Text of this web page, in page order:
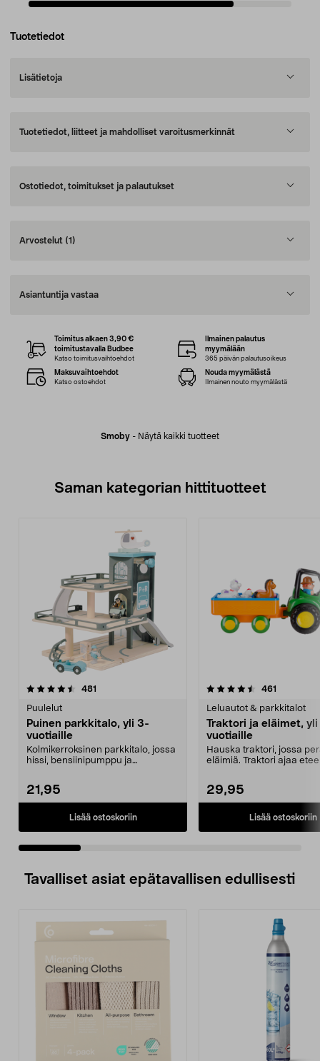
Tuotetiedot
Lisätietoja
Tuotetiedot, liitteet ja mahdolliset varoitusmerkinnät
Ostotiedot, toimitukset ja palautukset
Arvostelut (1)
Asiantuntija vastaa
Smoby - Näytä kaikki tuotteet
Toimitus alkaen 3,90 €
toimitustavalla Budbee
Katso toimitusvaihtoehdot
Ilmainen palautus
myymälään
365 päivän palautusoikeus
Maksuvaihtoehdot
Katso ostoehdot
Nouda myymälästä
Ilmainen nouto myymälästä
Saman kategorian hittituotteet
481
Puulelut
Puinen parkkitalo, yli 3-
vuotiaille
Kolmikerroksinen parkkitalo, jossa
hissi, bensiinipumppu ja
21,95
Lisää ostoskoriin
4.5 viidestä
461
Leluautot & parkkitalot
Traktori ja eläimet, yli
vuotiaille
Hauska traktori, jossa
eläimiä. Traktori ajaa
29,95
Lisää ostoskoriin
4.5 viidestä
Tavalliset asiat epätavallisen edullisesti